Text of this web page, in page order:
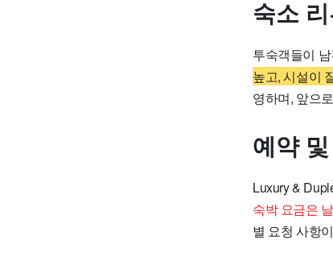
숙소
투숙객들이
높고, 시설이
영하며, 앞으
예약
Luxury &
숙박 요금은
별 요청 사항